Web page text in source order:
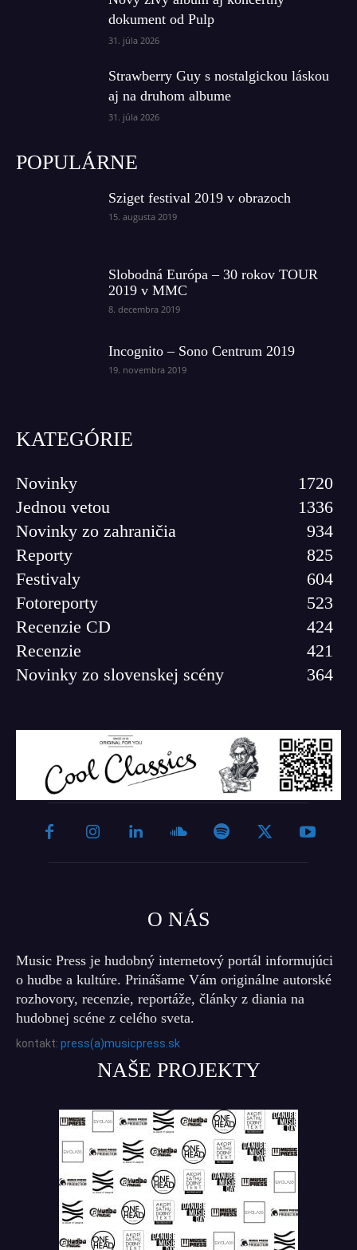
dokument od Pulp
31. júla 2026
Strawberry Guy s nostalgickou láskou
aj na druhom albume
31. júla 2026
POPULÁRNE
Sziget festival 2019 v obrazoch
15. augusta 2019
Slobodná Európa – 30 rokov TOUR
2019 v MMC
8. decembra 2019
Incognito – Sono Centrum 2019
19. novembra 2019
KATEGÓRIE
Novinky
1720
Jednou vetou
1336
Novinky zo zahraničia
934
Reporty
825
Festivaly
604
Fotoreporty
523
Recenzie CD
424
Recenzie
421
Novinky zo slovenskej scény
364
O NÁS
Music Press je hudobný internetový portál informujúci
o hudbe a kultúre. Prinášame Vám originálne autorské
rozhovory, recenzie, reportáže, články z diania na
hudobnej scéne z celého sveta.
kontakt: press(a)musicpress.sk
NAŠE PROJEKTY